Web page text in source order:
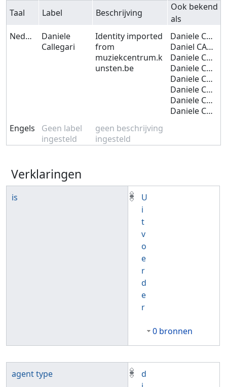
Taal Label Beschrijving
Ook bekend
als
Nederlands
Daniele
Callegari
Identity imported
from
muziekcentrum.k
unsten.be
Daniele CALLEGARI
Daniel CALLEGARI
Daniele CALEGARI
Daniele CALLEGARIE
Daniele CALLEGARY
Daniele CALLIGARI
Daniele CALIGARI
Daniele CALLIGARIS
Engels
Geen label
ingesteld
geen beschrijving
ingesteld
Verklaringen
is
U
i
t
v
o
e
r
d
e
r
0 bronnen
agent type
d